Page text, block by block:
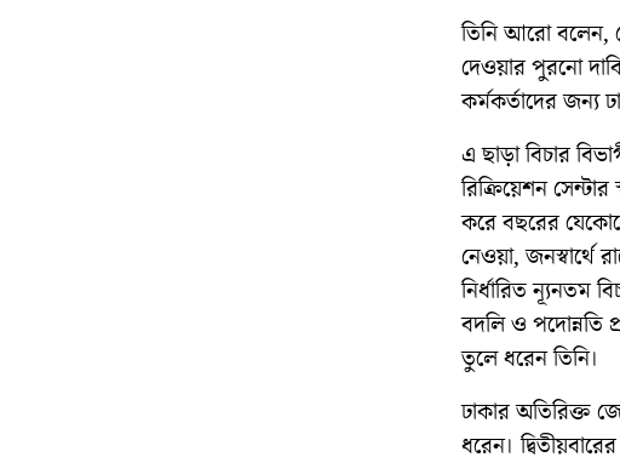
তিনি আরো বলেন,
দেওয়ার পুরনো
কর্মকর্তাদের জন্য
এ ছাড়া বিচার
রিক্রিয়েশন
করে বছরের
নেওয়া, জনস্বার্থে
নির্ধারিত ন্যূনতম
বদলি ও পদোন্নতি
তুলে ধরেন তিনি।
ঢাকার অতিরিক্ত
ধরেন।